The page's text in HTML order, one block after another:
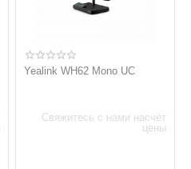
Yealink WH62 Mono UC
Свяжитесь с нами насчёт
цены